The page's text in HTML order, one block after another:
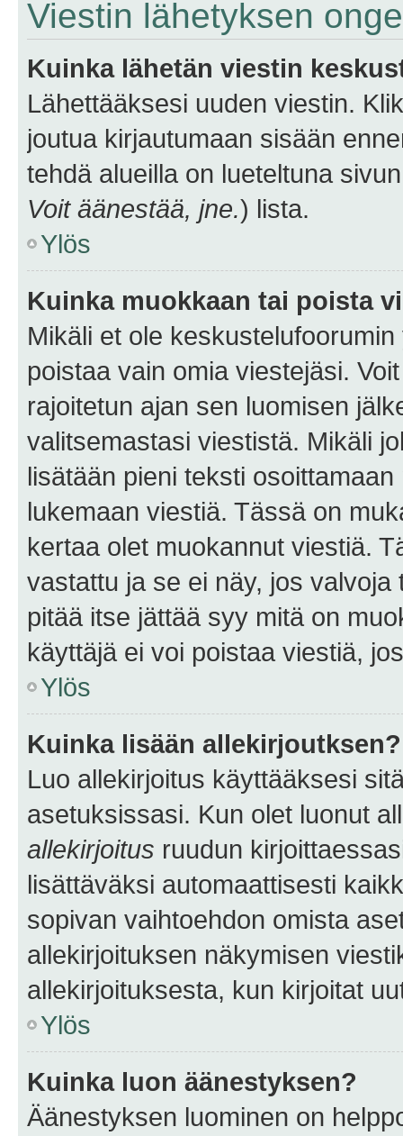
Viestin lähetyksen
Kuinka lähetän viestin
Lähettääksesi uuden viestin.
joutua kirjautumaan sisään
tehdä alueilla on lueteltuna
Voit äänestää, jne.) lista.
Ylös
Kuinka muokkaan tai poista
Mikäli et ole
poistaa vain omia viestejäsi.
rajoitetun ajan sen luomisen
valitsemastasi viestistä. Mikäli
lisätään pieni teksti
lukemaan viestiä. Tässä on
kertaa olet muokannut viestiä.
vastattu ja se ei näy, jos
pitää itse jättää syy mitä on
käyttäjä ei voi poistaa viestiä,
Ylös
Kuinka lisään allekirjoutksen?
Luo allekirjoitus käyttääksesi
asetuksissasi. Kun olet luonut
allekirjoitus ruudun
lisättäväksi automaattisesti
sopivan vaihtoehdon omista
allekirjoituksen näkymisen
allekirjoituksesta, kun kirjoitat
Ylös
Kuinka luon äänestyksen?
Äänestyksen luominen on